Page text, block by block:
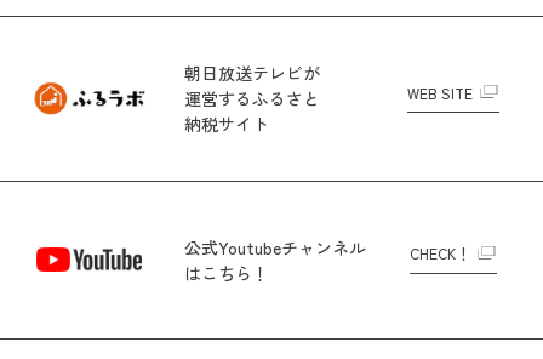
朝日放送テレビが
運営するふるさと
納税サイト
WEB SITE
公式Youtubeチャンネル
はこちら！
CHECK！